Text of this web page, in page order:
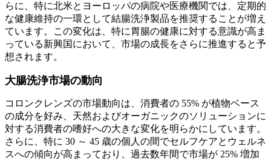
らに、特に北米とヨーロッパの病院や医療機関では、定期的
な健康維持の一環として結腸洗浄製品を推奨することが増え
ています。この変化は、特に胃腸の健康に対する意識が高ま
っている新興国において、市場の成長をさらに推進すると予
想されます。
大腸洗浄市場の動向
コロンクレンズの市場動向は、消費者の 55% が植物ベース
の成分を好み、天然およびオーガニックのソリューションに
対する消費者の嗜好への大きな変化を明らかにしています。
さらに、特に 30 ～ 45 歳の個人の間でセルフケアとウェルネ
スへの傾向が高まっており、過去数年間で市場が 25% 増加